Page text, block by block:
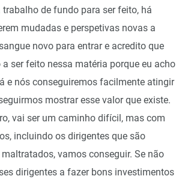
de fundo para ser feito, há
mudadas e perspetivas novas a
novo para entrar e acredito que
ser feito nessa matéria porque eu acho
e nós conseguiremos facilmente atingir
mostrar esse valor que existe.
vai ser um caminho difícil, mas com
incluindo os dirigentes que são
vamos conseguir. Se não
dirigentes a fazer bons investimentos